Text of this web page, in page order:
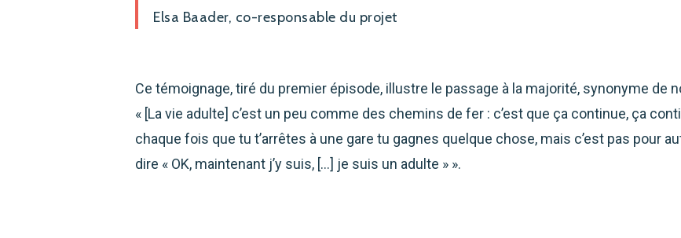
Elsa Baader, co-responsable du projet
Ce témoignage, tiré du premier épisode, illustre le passage à la majorité, synonyme de
« [La vie adulte] c’est un peu comme des chemins de fer : c’est que ça continue, ça
chaque fois que tu t’arrêtes à une gare tu gagnes quelque chose, mais c’est pas pour
dire « OK, maintenant j’y suis, […] je suis un adulte » ».